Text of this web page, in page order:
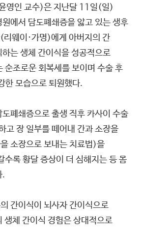
영인 교수)은 지난달 11일(일)
에서 담도폐쇄증을 앓고 있는 생후
리웨이·가명)에게 아버지의 간
는 생체 간이식을 성공적으로
순조로운 회복세를 보이며 수술 후
한 모습으로 퇴원했다.
폐쇄증으로 출생 직후 카사이 수술
고 장 일부를 떼어내 간과 소장을
소장으로 보내는 치료법)을
수록 황달 증상이 더 심해지는 등 몸
.
간이식이 뇌사자 간이식으로
생체 간이식 경험은 상대적으로